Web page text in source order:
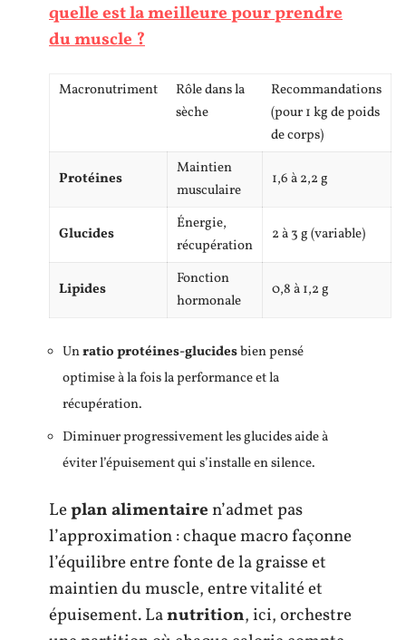
quelle est la meilleure pour prendre
du muscle ?
Macronutriment
Rôle dans la
sèche
Recommandations
(pour 1 kg de poids
de corps)
Protéines
Maintien
musculaire
1,6 à 2,2 g
Glucides
Énergie,
récupération
2 à 3 g (variable)
Lipides
Fonction
hormonale
0,8 à 1,2 g
Unratio protéines-glucidesbien pensé
optimise à la fois la performance et la
récupération.
Diminuer progressivement les glucides aide à
éviter l’épuisement qui s’installe en silence.
Leplan alimentairen’admet pas
l’approximation : chaque macro façonne
l’équilibre entre fonte de la graisse et
maintien du muscle, entre vitalité et
épuisement. Lanutrition, ici, orchestre